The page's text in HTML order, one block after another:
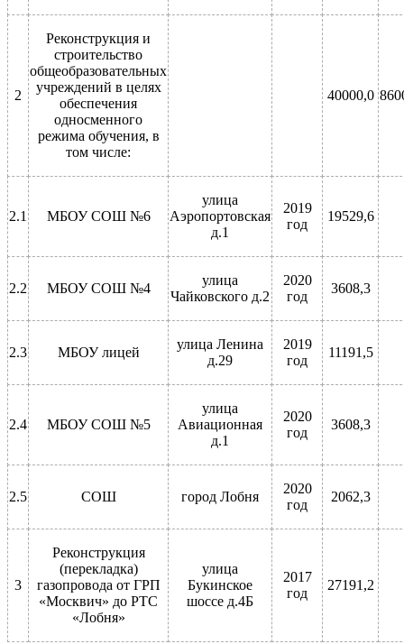
2
Реконструкция и
строительство
общеобразовательных
учреждений в целях
обеспечения
односменного
режима обучения, в
том числе:
40000,0
2.1 МБОУ СОШ №6
улица
Аэропортовская
д.1
2019
год
19529,6
2.2 МБОУ СОШ №4
улица
Чайковского д.2
2020
год
3608,3
2.3 МБОУ лицей
улица Ленина
д.29
2019
год
11191,5
2.4 МБОУ СОШ №5
улица
Авиационная
д.1
2020
год
3608,3
2.5 СОШ город Лобня
2020
год
2062,3
3
Реконструкция
(перекладка)
газопровода от ГРП
«Москвич» до РТС
«Лобня»
улица
Букинское
шоссе д.4Б
2017
год
27191,2